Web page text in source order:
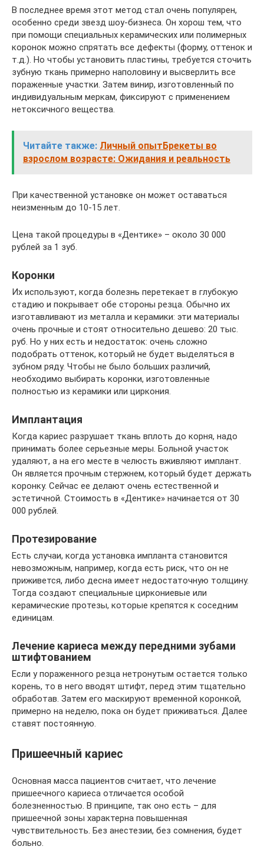
В последнее время этот метод стал очень популярен,
особенно среди звезд шоу-бизнеса. Он хорош тем, что
при помощи специальных керамических или полимерных
коронок можно спрятать все дефекты (форму, оттенок и
т.д.). Но чтобы установить пластины, требуется сточить
зубную ткань примерно наполовину и высверлить все
пораженные участки. Затем винир, изготовленный по
индивидуальным меркам, фиксируют с применением
нетоксичного вещества.
Читайте также: Личный опытБрекеты во
взрослом возрасте: Ожидания и реальность
При качественной установке он может оставаться
неизменным до 10-15 лет.
Цена такой процедуры в «Дентике» – около 30 000
рублей за 1 зуб.
Коронки
Их используют, когда болезнь перетекает в глубокую
стадию и покрывает обе стороны резца. Обычно их
изготавливают из металла и керамики: эти материалы
очень прочные и стоят относительно дешево: 20 тыс.
руб. Но у них есть и недостаток: очень сложно
подобрать оттенок, который не будет выделяться в
зубном ряду. Чтобы не было больших различий,
необходимо выбирать коронки, изготовленные
полностью из керамики или циркония.
Имплантация
Когда кариес разрушает ткань вплоть до корня, надо
принимать более серьезные меры. Больной участок
удаляют, а на его месте в челюсть вживляют имплант.
Он является прочным стержнем, который будет держать
коронку. Сейчас ее делают очень естественной и
эстетичной. Стоимость в «Дентике» начинается от 30
000 рублей.
Протезирование
Есть случаи, когда установка импланта становится
невозможным, например, когда есть риск, что он не
приживется, либо десна имеет недостаточную толщину.
Тогда создают специальные циркониевые или
керамические протезы, которые крепятся к соседним
единицам.
Лечение кариеса между передними зубами
штифтованием
Если у пораженного резца нетронутым остается только
корень, то в него вводят штифт, перед этим тщательно
обработав. Затем его маскируют временной коронкой,
примерно на неделю, пока он будет приживаться. Далее
ставят постоянную.
Пришеечный кариес
Основная масса пациентов считает, что лечение
пришеечного кариеса отличается особой
болезненностью. В принципе, так оно есть – для
пришеечной зоны характерна повышенная
чувствительность. Без анестезии, без сомнения, будет
больно.